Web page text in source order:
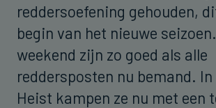
reddersoefening gehouden,
begin van het nieuwe
weekend zijn zo goed als alle
reddersposten nu bemand.
Heist kampen ze nu met een